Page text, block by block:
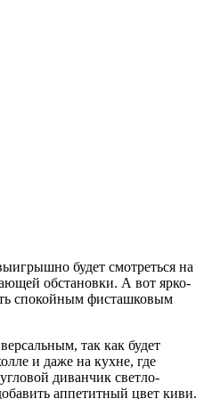
будет смотреться на
обстановки. А вот ярко-
спокойным фисташковым
так как будет
и даже на кухне, где
диванчик светло-
аппетитный цвет киви.